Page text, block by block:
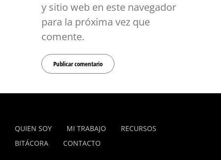
y sitio web en este navegador
para la próxima vez que
comente.
QUIEN SOY MI TRABAJO
RECURSOS
BITÁCORA
CONTACTO